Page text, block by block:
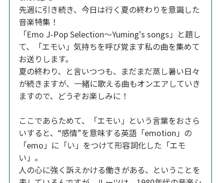
先週に引き続き、今日は行く夏の終わりを意識した
音楽特集！
「Emo J-Pop Selection～Yuming's songs」と題し
て、「エモい」気持ちを呼び覚ます私の曲を集めて
お送りします。
夏の終わり、と言いつつも、まだまだ蒸し暑い日々
が続きますが、一緒に歌える曲もオンエアしていき
ますので、どうぞお楽しみに！
ここであらためて、「エモい」という言葉をおさら
いすると、“感情”を意味する英語「emotion」の
「emo」に「い」をつけて形容詞化した「エモ
い」。
人の心に強く訴えかける働きがある、ということを